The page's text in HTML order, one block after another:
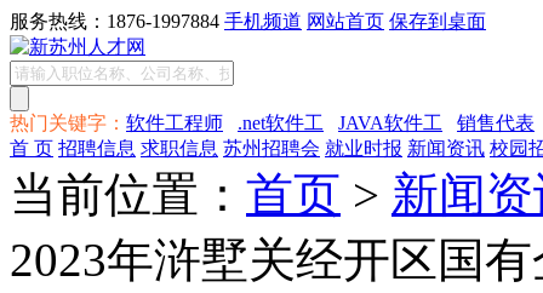
服务热线：1876-1997884 手机频道 网站首页 保存到桌面
热门关键字： 软件工程师 .net软件工 JAVA软件工
销售代表
首 页 招聘信息 求职信息 苏州招聘会 就业时报 新闻资讯 校园
当前位置： 首页 > 新闻
2023年浒墅关经开区国